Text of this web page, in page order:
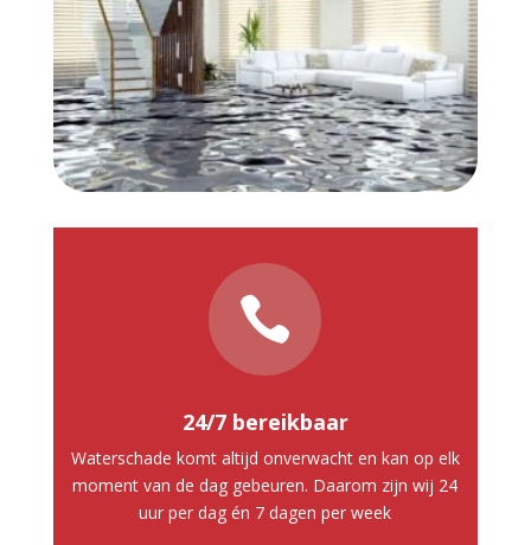

24/7 bereikbaar
Waterschade komt altijd onverwacht en kan op elk
moment van de dag gebeuren. Daarom zijn wij 24
uur per dag én 7 dagen per week